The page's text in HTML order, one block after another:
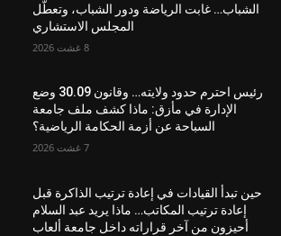
الشباب… غابت الرياضة ودور الشباب، وتعطّل
المجلس الاستشاري
8 غشت 2026
رئيس احترم حدود ولايته… وقانون 30.09 وضع
الإدارة في مأزق: ماذا كشف ملف جامعة
السباحة عن أزمة الحكامة الرياضية؟
7 غشت 2026
حين تبدأ القيادات في إعادة ترتيب الذاكرة قبل
إعادة ترتيب المكاتب… ماذا يريد عبد السلام
أحيزون من آخر قراراته داخل جامعة ألعاب